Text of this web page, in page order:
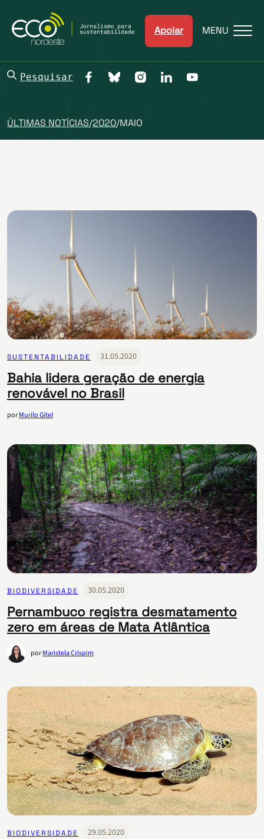
Apoiar MENU
Pesquisar
ÚLTIMAS NOTÍCIAS/2020/MAIO
SUSTENTABILIDADE 31.05.2020
Bahia lidera geração de energia
renovável no Brasil
porMurilo Gitel
BIODIVERSIDADE 30.05.2020
Pernambuco registra desmatamento
zero em áreas de Mata Atlântica
porMaristela Crispim
BIODIVERSIDADE 29.05.2020